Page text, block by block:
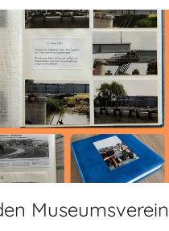
Museumsverein